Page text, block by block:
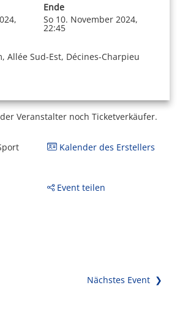
Ende
So 10. November 2024,
22:45
Allée Sud-Est, Décines-Charpieu
Veranstalter noch Ticketverkäufer.
Kalender des Erstellers
Event teilen
Nächstes Event ❯